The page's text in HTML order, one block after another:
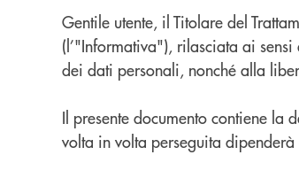
Gentile utente, il Titolare del
(l’"Informativa"), rilasciata ai
dei dati personali, nonché alla
Il presente documento contiene la
volta in volta perseguita